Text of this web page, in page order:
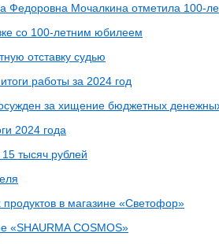
Федоровна Мочалкина отметила 100-
со 100-летним юбилеем
отставку судью
работы за 2024 год
за хищение бюджетных
2024 года
тысяч рублей
в магазине «Светофор»
«SHAURMA COSMOS»